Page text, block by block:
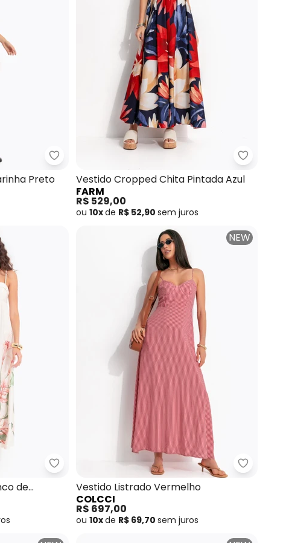
Flor AmareloFarm - Vestido Curto Lenço Ararinha Preto
Preto
Farm -
Vestido Cropped Chita Pintada Azul
FARM
R$ 529,00
ou 10xde R$ 52,90 sem juros
Tropique BrancoFarm - Vestido Longo Alças Brinco de Princesa
de
NEW
Colcci -
Vestido Listrado Vermelho
COLCCI
R$ 697,00
ou 10xde R$ 69,70 sem juros